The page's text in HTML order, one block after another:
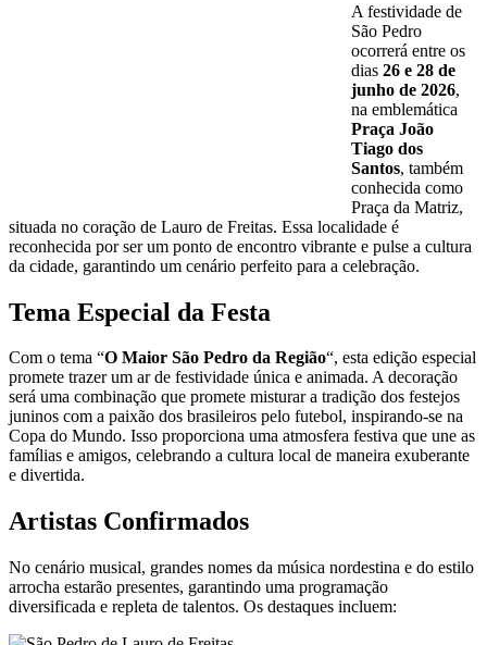
A festividade de
São Pedro
ocorrerá entre os
dias 26 e 28 de
junho de 2026,
na emblemática
Praça João
Tiago dos
Santos, também
conhecida como
Praça da Matriz,
situada no coração de Lauro de Freitas. Essa localidade é
reconhecida por ser um ponto de encontro vibrante e pulse a cultura
da cidade, garantindo um cenário perfeito para a celebração.
Tema Especial da Festa
Com o tema “O Maior São Pedro da Região“, esta edição especial
promete trazer um ar de festividade única e animada. A decoração
será uma combinação que promete misturar a tradição dos festejos
juninos com a paixão dos brasileiros pelo futebol, inspirando-se na
Copa do Mundo. Isso proporciona uma atmosfera festiva que une as
famílias e amigos, celebrando a cultura local de maneira exuberante
e divertida.
Artistas Confirmados
No cenário musical, grandes nomes da música nordestina e do estilo
arrocha estarão presentes, garantindo uma programação
diversificada e repleta de talentos. Os destaques incluem: